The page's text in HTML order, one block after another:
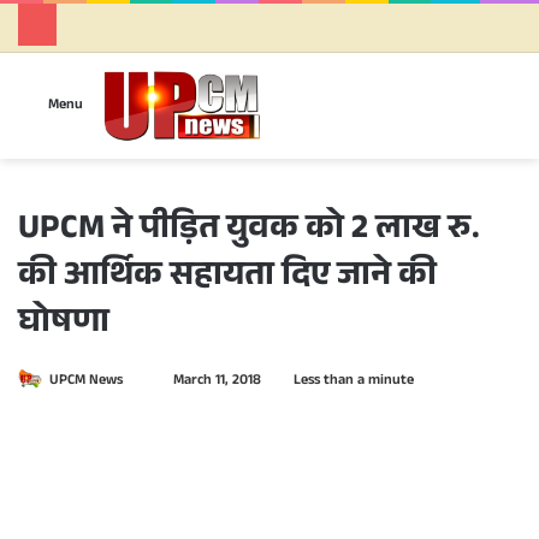
Menu
UPCM ने पीड़ित युवक को 2 लाख रु.
की आर्थिक सहायता दिए जाने की
घोषणा
UPCM News March 11, 2018 Less than a minute